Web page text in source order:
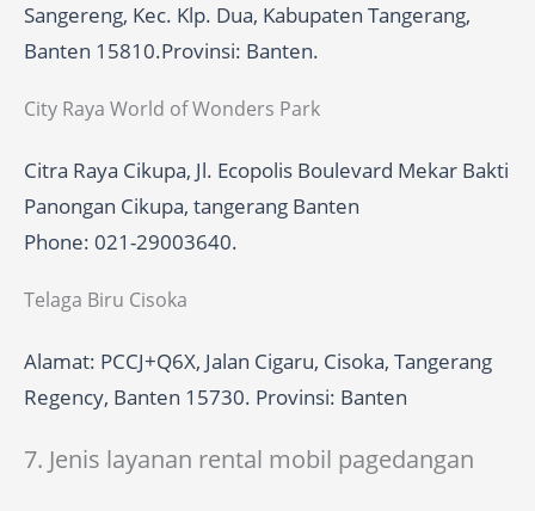
Sangereng, Kec. Klp. Dua, Kabupaten Tangerang,
Banten 15810.Provinsi: Banten.
City Raya World of Wonders Park
Citra Raya Cikupa, Jl. Ecopolis Boulevard Mekar Bakti
Panongan Cikupa, tangerang Banten
Phone: 021-29003640.
Telaga Biru Cisoka
Alamat: PCCJ+Q6X, Jalan Cigaru, Cisoka, Tangerang
Regency, Banten 15730. Provinsi: Banten
7. Jenis layanan rental mobil pagedangan